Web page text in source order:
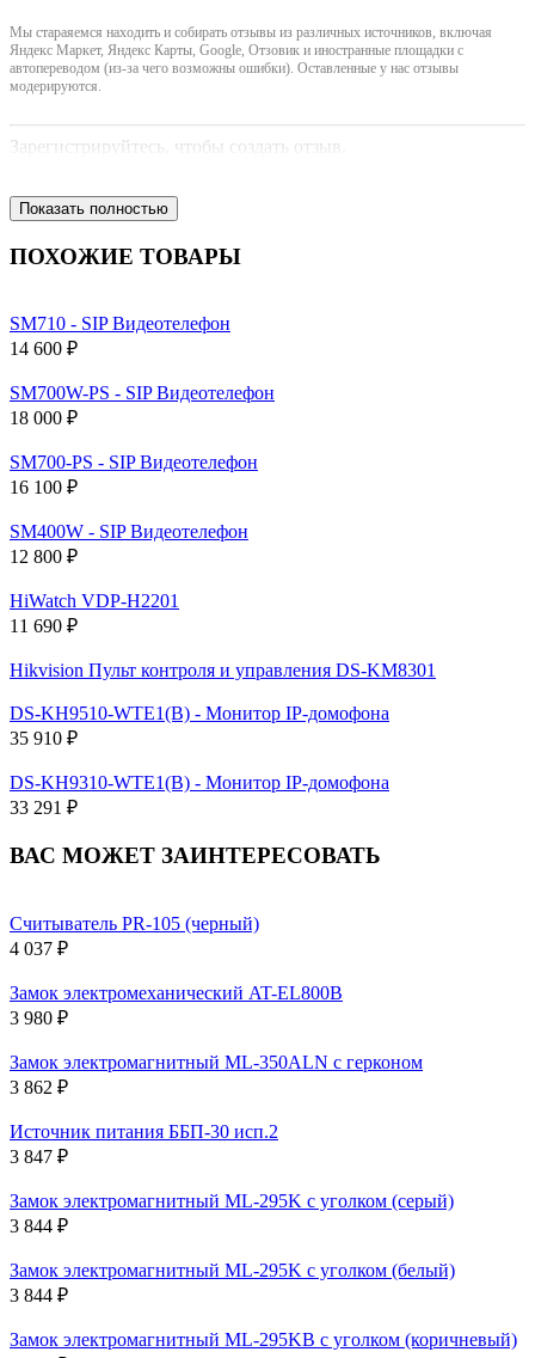
Мы стараяемся находить и собирать отзывы из различных источников, включая
Яндекс Маркет, Яндекс Карты, Google, Отзовик и иностранные площадки с
автопереводом (из-за чего возможны ошибки). Оставленные у нас отзывы
модерируются.
Зарегистрируйтесь, чтобы создать отзыв.
Показать полностью
ПОХОЖИЕ ТОВАРЫ
SM710 - SIP Видеотелефон
14 600 ₽
SM700W-PS - SIP Видеотелефон
18 000 ₽
SM700-PS - SIP Видеотелефон
16 100 ₽
SM400W - SIP Видеотелефон
12 800 ₽
HiWatch VDP-H2201
11 690 ₽
Hikvision Пульт контроля и управления DS-KM8301
DS-KH9510-WTE1(B) - Монитор IP-домофона
35 910 ₽
DS-KH9310-WTE1(B) - Монитор IP-домофона
33 291 ₽
ВАС МОЖЕТ ЗАИНТЕРЕСОВАТЬ
Считыватель PR-105 (черный)
4 037 ₽
Замок электромеханический AT-EL800B
3 980 ₽
Замок электромагнитный ML-350ALN с герконом
3 862 ₽
Источник питания ББП-30 исп.2
3 847 ₽
Замок электромагнитный ML-295K с уголком (серый)
3 844 ₽
Замок электромагнитный ML-295K с уголком (белый)
3 844 ₽
Замок электромагнитный ML-295KB с уголком (коричневый)